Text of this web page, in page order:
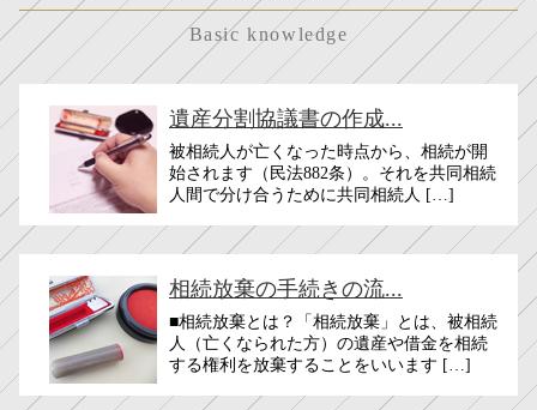
Basic knowledge
遺産分割協議書の作成...
被相続人が亡くなった時点から、相続が開
始されます（民法882条）。それを共同相続
人間で分け合うために共同相続人 […]
相続放棄の手続きの流...
■相続放棄とは？「相続放棄」とは、被相続
人（亡くなられた方）の遺産や借金を相続
する権利を放棄することをいいます […]